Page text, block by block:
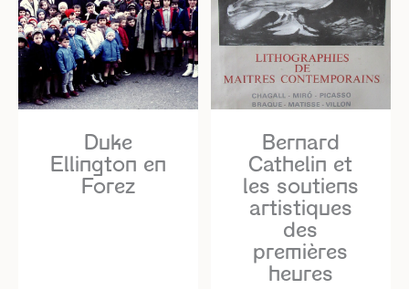
Duke
Ellington en
Forez
Bernard
Cathelin et
les soutiens
artistiques
des
premières
heures